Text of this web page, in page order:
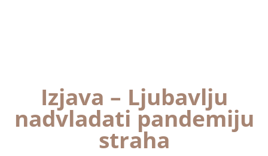
Izjava – Ljubavlju
nadvladati pandemiju
straha